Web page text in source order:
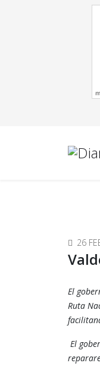
26
El
Ruta
El